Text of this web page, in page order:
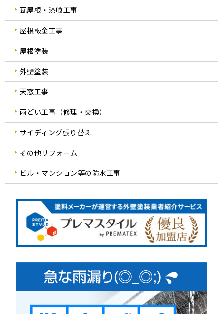
瓦屋根・漆喰工事
屋根板金工事
屋根塗装
外壁塗装
天窓工事
雨どい工事（修理・交換）
サイディング張り替え
その他リフォーム
ビル・マンション等の防水工事